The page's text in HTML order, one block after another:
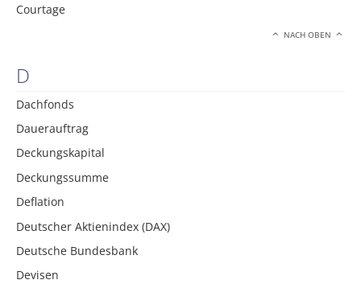
Courtage
NACH OBEN
D
Dachfonds
Dauerauftrag
Deckungskapital
Deckungssumme
Deflation
Deutscher Aktienindex (DAX)
Deutsche Bundesbank
Devisen